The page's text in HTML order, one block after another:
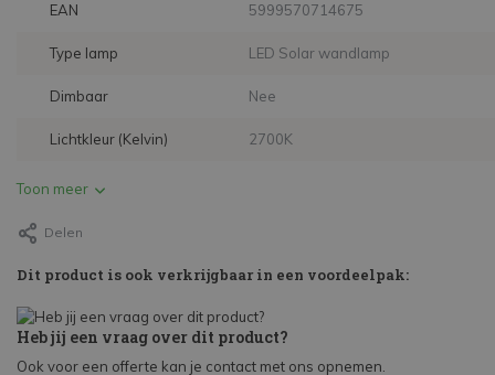
EAN 5999570714675
Type lamp LED Solar wandlamp
Dimbaar Nee
Lichtkleur (Kelvin) 2700K
Toon meer
Delen
Dit product is ook verkrijgbaar in een voordeelpak:
Heb jij een vraag over dit product?
Ook voor een offerte kan je contact met ons opnemen.